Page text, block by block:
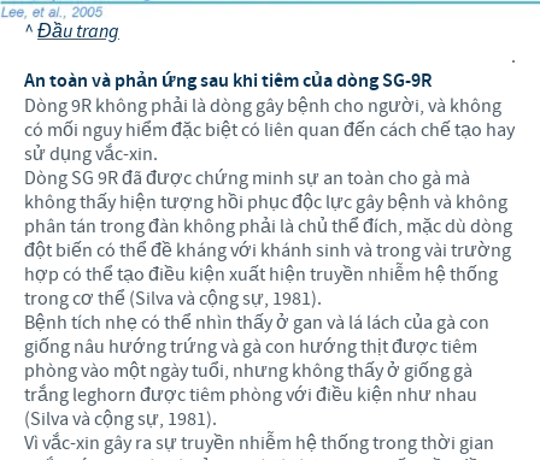
^Đầu trang
.
An toàn và phản ứng sau khi tiêm của dòng SG-9R
Dòng 9R không phải là dòng gây bệnh cho người, và không
có mối nguy hiểm đặc biệt có liên quan đến cách chế tạo hay
sử dụng vắc-xin.
Dòng SG 9R đã được chứng minh sự an toàn cho gà mà
không thấy hiện tượng hồi phục độc lực gây bệnh và không
phân tán trong đàn không phải là chủ thể đích, mặc dù dòng
đột biến có thể đề kháng với khánh sinh và trong vài trường
hợp có thể tạo điều kiện xuất hiện truyền nhiễm hệ thống
trong cơ thể (Silva và cộng sự, 1981).
Bệnh tích nhẹ có thể nhìn thấy ở gan và lá lách của gà con
giống nâu hướng trứng và gà con hướng thịt được tiêm
phòng vào một ngày tuổi, nhưng không thấy ở giống gà
trắng leghorn được tiêm phòng với điều kiện như nhau
(Silva và cộng sự, 1981).
Vì vắc-xin gây ra sự truyền nhiễm hệ thống trong thời gian